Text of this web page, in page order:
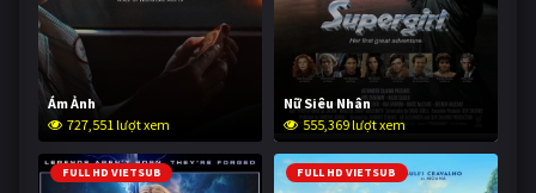
Ám Ảnh
727,551 lượt xem
Nữ Siêu Nhân
555,369 lượt xem
FULL HD VIETSUB FULL HD VIETSUB